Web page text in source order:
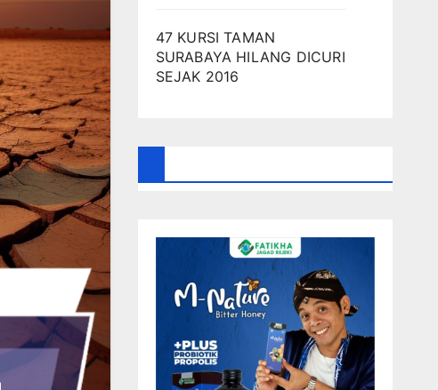
47 KURSI TAMAN
SURABAYA HILANG DICURI
SEJAK 2016